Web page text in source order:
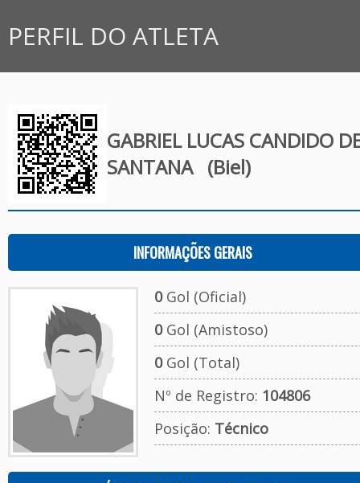
PERFIL DO ATLETA
GABRIEL LUCAS CANDIDO
SANTANA (Biel)
INFORMAÇÕES GERAIS
0Gol (Oficial)
0Gol (Amistoso)
0Gol (Total)
Nº de Registro: 104806
Posição: Técnico